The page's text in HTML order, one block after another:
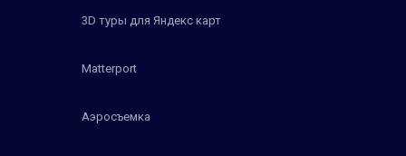
3D туры для Яндекс карт
Matterport
Аэросъемка